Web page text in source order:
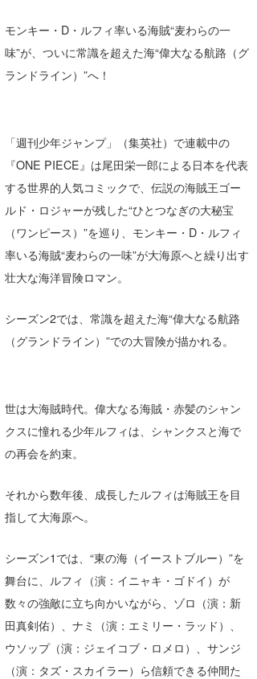
モンキー・D・ルフィ率いる海賊“麦わらの一
味”が、ついに常識を超えた海“偉大なる航路（グ
ランドライン）”へ！
「週刊少年ジャンプ」（集英社）で連載中の
『ONE PIECE』は尾田栄一郎による日本を代表
する世界的人気コミックで、伝説の海賊王ゴー
ルド・ロジャーが残した“ひとつなぎの大秘宝
（ワンピース）”を巡り、モンキー・D・ルフィ
率いる海賊“麦わらの一味”が大海原へと繰り出す
壮大な海洋冒険ロマン。
シーズン2では、常識を超えた海“偉大なる航路
（グランドライン）”での大冒険が描かれる。
世は大海賊時代。偉大なる海賊・赤髪のシャン
クスに憧れる少年ルフィは、シャンクスと海で
の再会を約束。
それから数年後、成長したルフィは海賊王を目
指して大海原へ。
シーズン1では、“東の海（イーストブルー）”を
舞台に、ルフィ（演：イニャキ・ゴドイ）が
数々の強敵に立ち向かいながら、ゾロ（演：新
田真剣佑）、ナミ（演：エミリー・ラッド）、
ウソップ（演：ジェイコブ・ロメロ）、サンジ
（演：タズ・スカイラー）ら信頼できる仲間た